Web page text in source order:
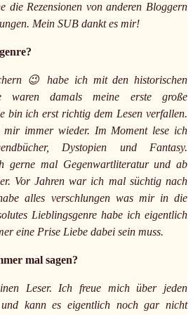
die Rezensionen von anderen Bloggern
Mein SUB dankt es mir!
😉 habe ich mit den historischen
waren damals meine erste große
bin ich erst richtig dem Lesen verfallen.
mir immer wieder. Im Moment lese ich
Dystopien und Fantasy.
gerne mal Gegenwartliteratur und ab
Vor Jahren war ich mal süchtig nach
alles verschlungen was mir in die
Lieblingsgenre habe ich eigentlich
eine Prise Liebe dabei sein muss.
mal sagen?
Leser. Ich freue mich über jeden
kann es eigentlich noch gar nicht